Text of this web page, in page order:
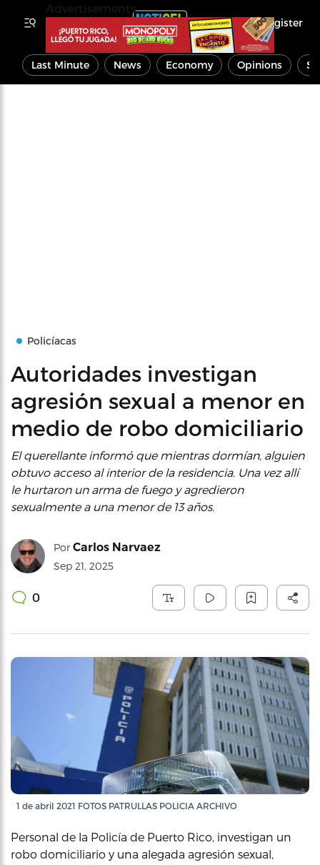
Register
Last Minute News Economy Opinions
Policíacas
Autoridades investigan
agresión sexual a menor en
medio de robo domiciliario
El querellante informó que mientras dormían, alguien
obtuvo acceso al interior de la residencia. Una vez allí
le hurtaron un arma de fuego y agredieron
sexualmente a una menor de 13 años.
Por Carlos Narvaez
Sep 21, 2025
0
1 de abril 2021 FOTOS PATRULLAS POLICIA ARCHIVO
Personal de la Policía de Puerto Rico, investigan un
robo domiciliario y una alegada agresión sexual,
Advertisements